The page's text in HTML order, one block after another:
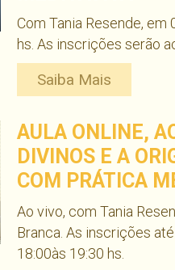
Com Tania Resende, em
hs. As inscrições serão
Saiba Mais
AULA ONLINE,
DIVINOS E A
COM PRÁTICA
Ao vivo, com Tania
Branca. As inscrições
18:00às 19:30 hs.